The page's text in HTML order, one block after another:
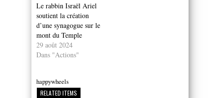
Le rabbin Israël Ariel
soutient la création
d’une synagogue sur le
mont du Temple
29 août 2024
Dans "Actions"
happywheels
RELATED ITEMS